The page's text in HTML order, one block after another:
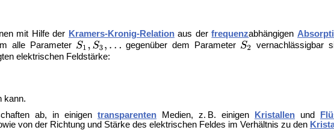
mit Hilfe der Kramers-Kronig-Relationaus derfrequenzabhängigen
alle Parameter gegenüber dem Parameter
vernachlässigbar
elektrischen Feldstärke:
kann.
ab, in einigen transparentenMedien, z. B. einigen Kristallen und
von der Richtung und Stärke des elektrischen Feldes im Verhältnis zu den